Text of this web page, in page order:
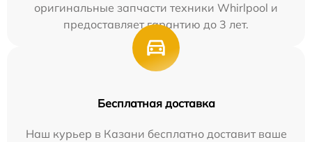
оригинальные запчасти техники Whirlpool и
предоставляет гарантию до 3 лет.
Бесплатная доставка
Наш курьер в Казани бесплатно доставит ваше